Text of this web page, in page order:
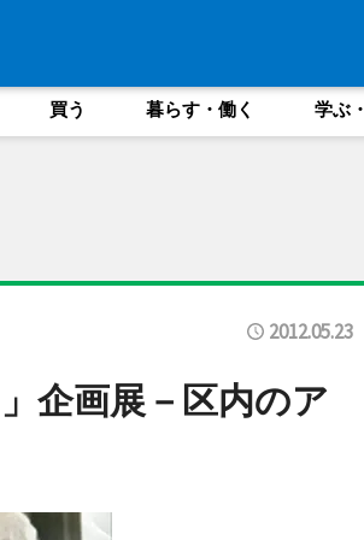
買う 暮らす・働く 学ぶ
2012.05.23
企画展－区内のア